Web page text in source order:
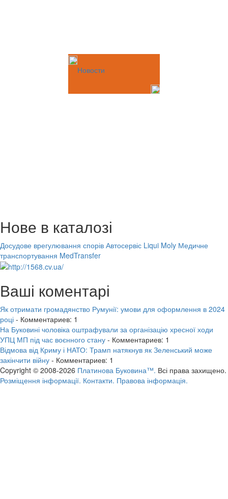
Новости
Нове в каталозі
Досудове врегулювання спорів Автосервіс Liqui Moly Медичне
транспортування MedTransfer
Ваші коментарі
Як отримати громадянство Румунії: умови для оформлення в 2024
році - Комментариев: 1
На Буковині чоловіка оштрафували за організацію хресної ходи
УПЦ МП під час воєнного стану - Комментариев: 1
Відмова від Криму і НАТО: Трамп натякнув як Зеленський може
закінчити війну - Комментариев: 1
Copyright © 2008-2026 Платинова Буковина™. Всі права захищено.
Розміщення інформації. Контакти. Правова інформація.